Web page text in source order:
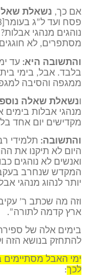
אם כך, נשאלת
נוהגים מנהגי
מסתפרים, לא
והתשובה היא: עד
ממגפה והסיבה
נשאלת שאלה
מנהגי אבלות בימים
מקדישים יום אחד
והתשובה: תלמידי
היום לא תיקנו את
ואנשים לא נוהגים
המקדש שנחרב
יותר לנהוג מנהגי
וזה מה שכתב ר’
ארץ קדמה לתורה”.
בימים אלה של
להתחזק בנושא הזה
לכך: